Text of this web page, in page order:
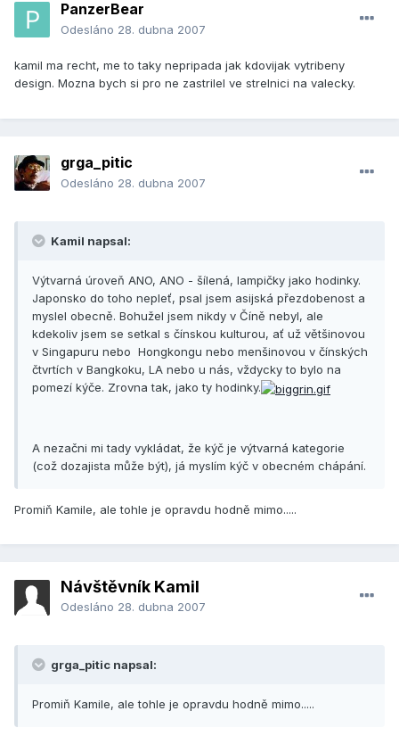
PanzerBear
Odesláno 28. dubna 2007
kamil ma recht, me to taky nepripada jak kdovijak vytribeny
design. Mozna bych si pro ne zastrilel ve strelnici na valecky.
grga_pitic
Odesláno 28. dubna 2007
Kamil napsal:
Výtvarná úroveň ANO, ANO - šílená, lampičky jako hodinky.
Japonsko do toho nepleť, psal jsem asijská přezdobenost a
myslel obecně. Bohužel jsem nikdy v Číně nebyl, ale
kdekoliv jsem se setkal s čínskou kulturou, ať už většinovou
v Singapuru nebo Hongkongu nebo menšinovou v čínských
čtvrtích v Bangkoku, LA nebo u nás, vždycky to bylo na
pomezí kýče. Zrovna tak, jako ty hodinky.
A nezačni mi tady vykládat, že kýč je výtvarná kategorie
(což dozajista může být), já myslím kýč v obecném chápání.
Promiň Kamile, ale tohle je opravdu hodně mimo.....
Návštěvník Kamil
Odesláno 28. dubna 2007
grga_pitic napsal:
Promiň Kamile, ale tohle je opravdu hodně mimo.....